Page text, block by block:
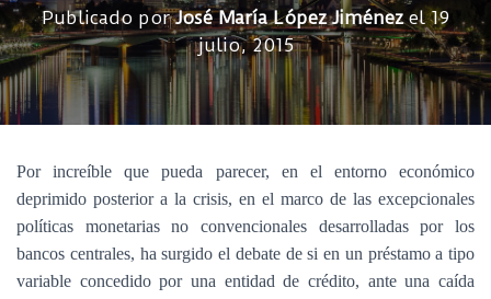
Publicado porJosé María López Jiménezel19
julio, 2015
Por increíble que pueda parecer, en el entorno económico
deprimido posterior a la crisis, en el marco de las excepcionales
políticas monetarias no convencionales desarrolladas por los
bancos centrales, ha surgido el debate de si en un préstamo a tipo
variable concedido por una entidad de crédito, ante una caída